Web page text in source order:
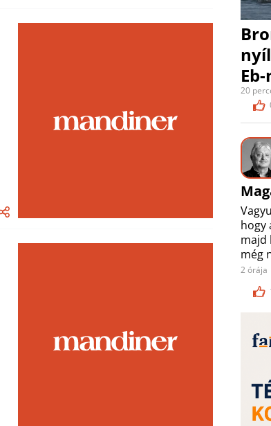
Eb-
20
hogy
majd
még
2 órája